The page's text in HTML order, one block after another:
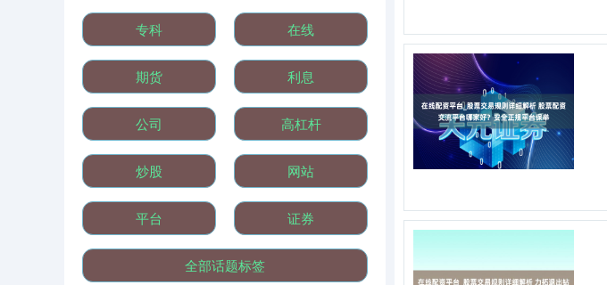
基金指数 7229.80 -1.63 -0.02%
国债指数 229.59 -0.00 0.00%
专科 在线
期货 利息
公司 高杠杆
炒股 网站
平台 证券
全部话题标签